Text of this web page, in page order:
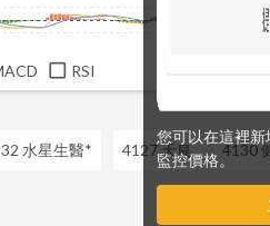
您可以在這裡
監控價格。
RSI
水星生醫* 4127 天良 4130